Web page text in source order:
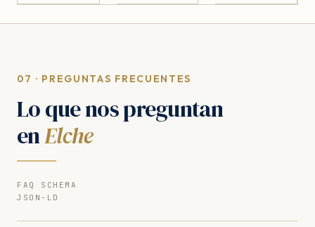
07 · PREGUNTAS FRECUENTES
Lo que nos preguntan
enElche
FAQ SCHEMA
JSON-LD